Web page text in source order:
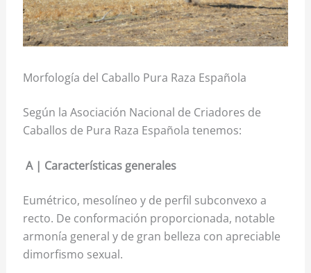
Morfología del Caballo Pura Raza Española
Según la Asociación Nacional de Criadores de
Caballos de Pura Raza Española tenemos:
A | Características generales
Eumétrico, mesolíneo y de perfil subconvexo a
recto. De conformación proporcionada, notable
armonía general y de gran belleza con apreciable
dimorfismo sexual.